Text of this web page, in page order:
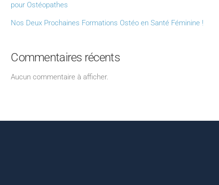
pour Ostéopathes
Nos Deux Prochaines Formations Ostéo en Santé Féminine !
Commentaires récents
Aucun commentaire à afficher.